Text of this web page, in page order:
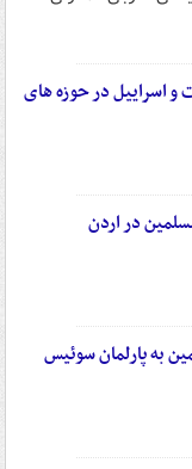
و اسراییل در حوزه های
در اردن
به پارلمان سوئیس